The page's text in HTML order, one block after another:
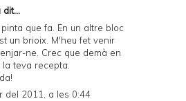
dit...
que fa. En un altre bloc
un brioix. M'heu fet venir
ne. Crec que demà en
teva recepta.
del 2011, a les 0:44